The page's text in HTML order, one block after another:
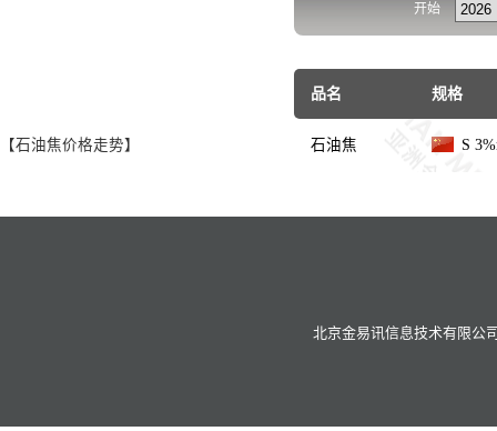
【石油焦价格走势】
开始
品名 规格
石油焦 S
北京金易讯信息技术有限公